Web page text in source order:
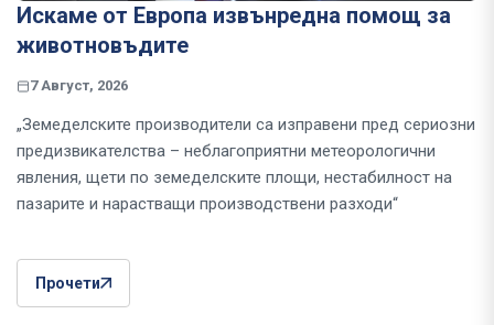
Искаме от Европа извънредна помощ за
животновъдите
7 Август, 2026
„Земеделските производители са изправени пред сериозни
предизвикателства – неблагоприятни метеорологични
явления, щети по земеделските площи, нестабилност на
пазарите и нарастващи производствени разходи“
Прочети